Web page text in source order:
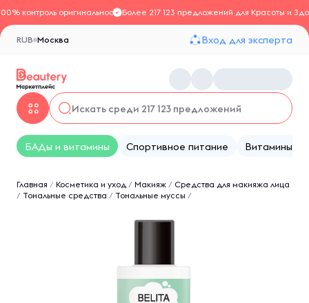
контроль оригинальностиБолее 217 123 предложений для Красоты и
Москва
RUB Вход для эксперта
БАДы и витамины Спортивное питание Витамины
Главная / Косметика и уход / Макияж / Средства для макияжа лица
/ Тональные средства / Тональные муссы /